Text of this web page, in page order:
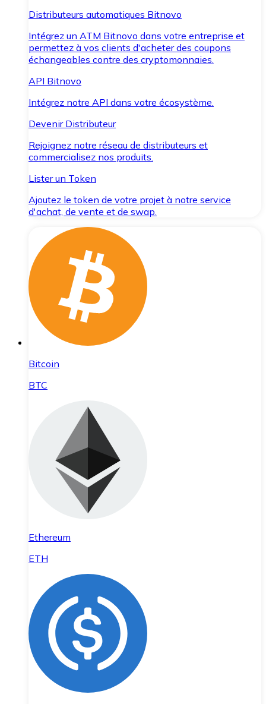
Distributeurs automatiques Bitnovo
Intégrez un ATM Bitnovo dans votre entreprise et
permettez à vos clients d'acheter des coupons
échangeables contre des cryptomonnaies.
API Bitnovo
Intégrez notre API dans votre écosystème.
Devenir Distributeur
Rejoignez notre réseau de distributeurs et
commercialisez nos produits.
Lister un Token
Ajoutez le token de votre projet à notre service
d'achat, de vente et de swap.
Bitcoin
BTC
Ethereum
ETH